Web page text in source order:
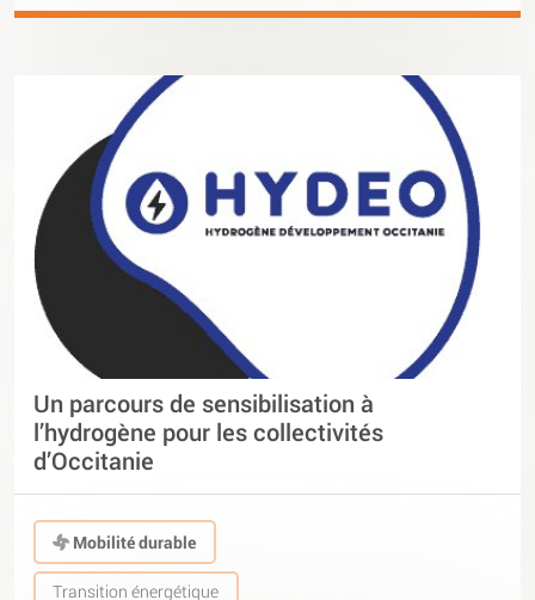
Un parcours de sensibilisation à
l’hydrogène pour les collectivités
d’Occitanie
Mobilité durable
Transition énergétique